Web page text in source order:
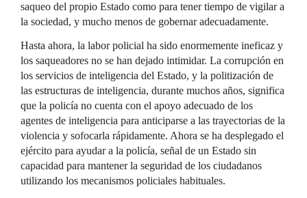
saqueo del propio Estado como para tener tiempo de vigilar a
la sociedad, y mucho menos de gobernar adecuadamente.
Hasta ahora, la labor policial ha sido enormemente ineficaz y
los saqueadores no se han dejado intimidar. La corrupción en
los servicios de inteligencia del Estado, y la politización de
las estructuras de inteligencia, durante muchos años, significa
que la policía no cuenta con el apoyo adecuado de los
agentes de inteligencia para anticiparse a las trayectorias de la
violencia y sofocarla rápidamente. Ahora se ha desplegado el
ejército para ayudar a la policía, señal de un Estado sin
capacidad para mantener la seguridad de los ciudadanos
utilizando los mecanismos policiales habituales.